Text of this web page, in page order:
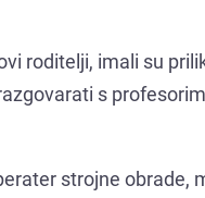
roditelji, imali su
s
strojne obrade,